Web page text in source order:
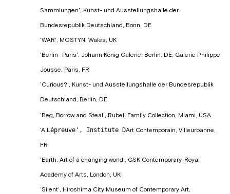
Sammlungen', Kunst- und Ausstellungshalle der
Bundesrepublik Deutschland, Bonn, DE
'WAR', MOSTYN, Wales, UK
'Berlin- Paris', Johann König Galerie, Berlin, DE; Galerie Philippe
Jousse, Paris, FR
'Curious?', Kunst- und Ausstellungshalle der Bundesrepublik
Deutschland, Berlin, DE
'Beg, Borrow and Steal', Rubell Family Collection, Miami, USA
'A Lépreuve', Institute DArt Contemporain, Villeurbanne,
FR
'Earth: Art of a changing world', GSK Contemporary, Royal
Academy of Arts, London, UK
'Silent', Hiroshima City Museum of Contemporary Art,